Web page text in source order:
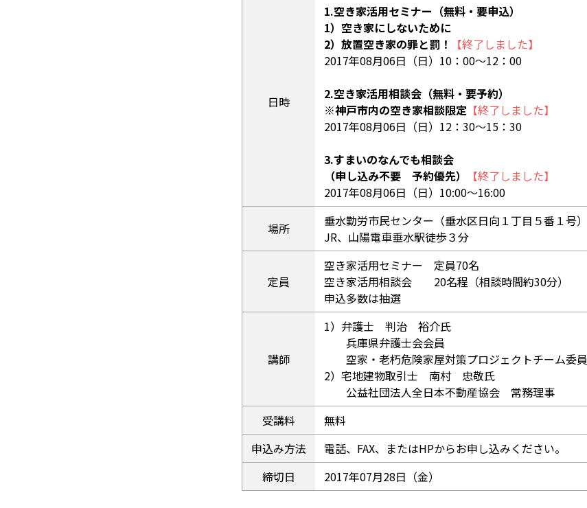
日時
1.空き家活用セミナー（無料・要申込）
1）空き家にしないために
2）放置空き家の罪と罰！
【終了しました】
2017年08月06日（日）10：00〜12：00
2.空き家活用相談会（無料・要予約）
※神戸市内の空き家相談限定【終了しました】
2017年08月06日（日）12：30〜15：30
3.すまいのなんでも相談会
（申し込み不要 予約優先）
【終了しました】
2017年08月06日（日）10:00〜16:00
場所
垂水勤労市民センター（垂水区日向１丁目５番１号）
JR、山陽電車垂水駅徒歩３分
定員
空き家活用セミナー 定員70名
空き家活用相談会 20名程（相談時間約30分）
申込多数は抽選
講師
1）弁護士 判治 裕介氏
兵庫県弁護士会会員
空家・老朽危険家屋対策プロジェクトチーム委員
2）宅地建物取引士 南村 忠敬氏
公益社団法人全日本不動産協会 常務理事
受講料
無料
申込み方法
電話、FAX、またはHPからお申し込みください。
締切日
2017年07月28日（金）